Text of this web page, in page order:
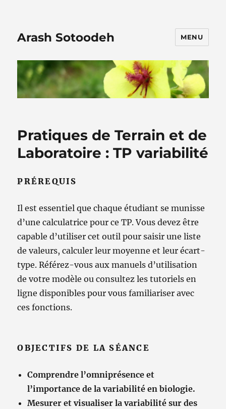
Arash Sotoodeh MENU
Pratiques de Terrain et de
Laboratoire : TP variabilité
PRÉREQUIS
Il est essentiel que chaque étudiant se munisse
d’une calculatrice pour ce TP. Vous devez être
capable d’utiliser cet outil pour saisir une liste
de valeurs, calculer leur moyenne et leur écart-
type. Référez-vous aux manuels d’utilisation
de votre modèle ou consultez les tutoriels en
ligne disponibles pour vous familiariser avec
ces fonctions.
OBJECTIFS DE LA SÉANCE
Comprendre l’omniprésence et
l’importance de la variabilité en biologie.
Mesurer et visualiser la variabilité sur des